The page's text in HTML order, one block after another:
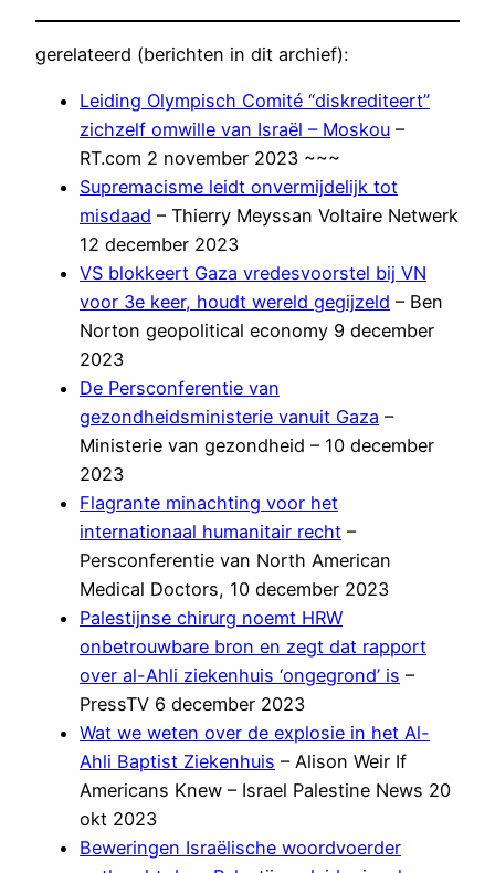
gerelateerd (berichten in dit archief):
Leiding Olympisch Comité “diskrediteert”
zichzelf omwille van Israël – Moskou –
RT.com 2 november 2023 ~~~
Supremacisme leidt onvermijdelijk tot
misdaad – Thierry Meyssan Voltaire Netwerk
12 december 2023
VS blokkeert Gaza vredesvoorstel bij VN
voor 3e keer, houdt wereld gegijzeld – Ben
Norton geopolitical economy 9 december
2023
De Persconferentie van
gezondheidsministerie vanuit Gaza –
Ministerie van gezondheid – 10 december
2023
Flagrante minachting voor het
internationaal humanitair recht –
Persconferentie van North American
Medical Doctors, 10 december 2023
Palestijnse chirurg noemt HRW
onbetrouwbare bron en zegt dat rapport
over al-Ahli ziekenhuis ‘ongegrond’ is –
PressTV 6 december 2023
Wat we weten over de explosie in het Al-
Ahli Baptist Ziekenhuis – Alison Weir If
Americans Knew – Israel Palestine News 20
okt 2023
Beweringen Israëlische woordvoerder